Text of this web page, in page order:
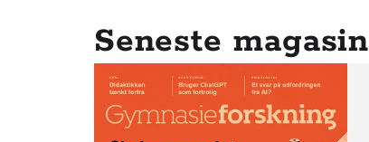
Seneste magasin